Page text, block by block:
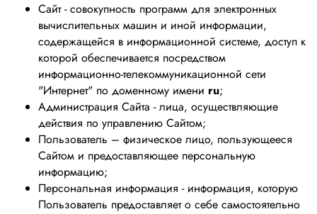
Сайт - совокупность программ для электронных
вычислительных машин и иной информации,
содержащейся в информационной системе, доступ к
которой обеспечивается посредством
информационно-телекоммуникационной сети
"Интернет" по доменному имени ru;
Администрация Сайта - лица, осуществляющие
действия по управлению Сайтом;
Пользователь – физическое лицо, пользующееся
Сайтом и предоставляющее персональную
информацию;
Персональная информация - информация, которую
Пользователь предоставляет о себе самостоятельно